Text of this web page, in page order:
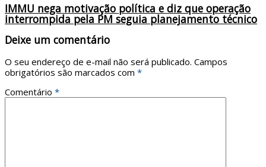
IMMU nega motivação política e diz que operação
interrompida pela PM seguia planejamento técnico
Deixe um comentário
O seu endereço de e-mail não será publicado. Campos
obrigatórios são marcados com *
Comentário *